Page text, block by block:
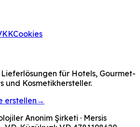
Cookies
für Hotels, Gourmet-
und Kosmetikhersteller.
erstellen →
Anonim Şirketi · Mersis